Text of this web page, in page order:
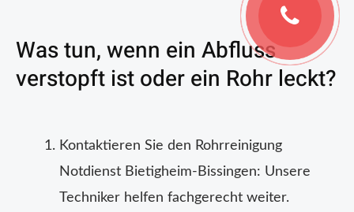
Was tun, wenn ein Abfluss
verstopft ist oder ein Rohr leckt?
Kontaktieren Sie den Rohrreinigung
Notdienst Bietigheim-Bissingen: Unsere
Techniker helfen fachgerecht weiter.